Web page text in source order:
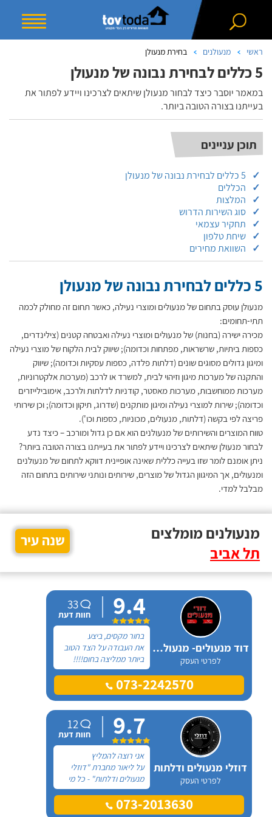
ראשי מנעולנים בחירת מנעולן
5 כללים לבחירת נבונה של מנעולן
במאמר יוסבר כיצד לבחור מנעולן שיתאים לצרכינו ויידע לפתור את
בעייתנו בצורה הטובה ביותר.
תוכן עניינים
5 כללים לבחירת נבונה של מנעולן
הכללים
המלצות
סוג השירות הדרוש
תחקיר עצמאי
שיחת טלפון
השוואת מחירים
5 כללים לבחירת נבונה של מנעולן
מנעולן עוסק בתחום של מנעולים ומוצרי נעילה, כאשר תחום זה מחולק לכמה
תתי-תחומים:
מכירה ישירה (בחנות) של מנעולים ומוצרי נעילה ואבטחה קטנים (צילינדרים,
כספות ביתיות, שרשראות, מפתחות וכדומה); שיווק לבית הלקוח של מוצרי נעילה
ומיגון גדולים מסוגים שונים (דלתות פלדה, כספות עסקיות וכדומה); שיווק
והתקנה של מערכות מיגון וזיהוי לבית, למשרד או לרכב (מערכות אלקטרוניות,
מערכות ממוחשבות, מערכות מאסטר, קודניות לדלתות ולרכב, אימובילייזרים
וכדומה); שירות למוצרי נעילה ומיגון מותקנים (שדרוג, תיקון וכדומה); וכן שירותי
פריצה לפי בקשה (דלתות, מנעולים, מכוניות, כספות וכו').
טווח המוצרים והשירותים של מנעולנים הוא אם כן גדול ומורכב – כיצד נדע
לבחור מנעולן שיתאים לצרכינו ויידע לפתור את בעייתנו בצורה הטובה ביותר?
ניתן אומנם לומר שזו בעייה כללית שאינה אופיינית דווקא לתחום של מנעולנים
ומנעולים, אך המיגוון הגדול של מוצרים, שירותים ונותני שירותים בתחום הזה
מבלבל למדי.
מנעולנים מומלצים
תל אביב
שנה עיר
דוד מנעולים- מנעולן מוסמך
לפרטי העסק
9.4
33
חוות דעת
בחור מקסים, ביצע
את העבודה על הצד הטוב
ביותר ממליצה בחום!!!!
073-2242570
דוזלי מנעולים ודלתות
לפרטי העסק
9.7
12
חוות דעת
אני רוצה להמליץ
על ליאור מחברת "דוזלי
מנעולים ודלתות" - כל מי
שמחפש עבודה איכותית עם
יחס אישי ומקסים - ליאור
הוא הכתובת!
073-2013630